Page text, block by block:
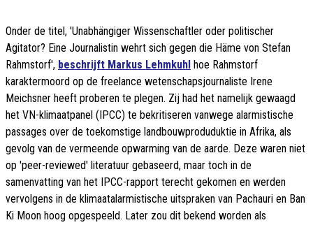
Onder de titel, 'Unabhängiger Wissenschaftler oder politischer
Agitator? Eine Journalistin wehrt sich gegen die Häme von Stefan
Rahmstorf', beschrijft Markus Lehmkuhl hoe Rahmstorf
karaktermoord op de freelance wetenschapsjournaliste Irene
Meichsner heeft proberen te plegen. Zij had het namelijk gewaagd
het VN-klimaatpanel (IPCC) te bekritiseren vanwege alarmistische
passages over de toekomstige landbouwproduduktie in Afrika, als
gevolg van de vermeende opwarming van de aarde. Deze waren niet
op 'peer-reviewed' literatuur gebaseerd, maar toch in de
samenvatting van het IPCC-rapport terecht gekomen en werden
vervolgens in de klimaatalarmistische uitspraken van Pachauri en Ban
Ki Moon hoog opgespeeld. Later zou dit bekend worden als